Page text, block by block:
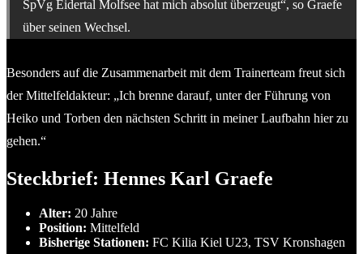
SpVg Eidertal Molfsee hat mich absolut überzeugt“, so Graefe
über seinen Wechsel.
Besonders auf die Zusammenarbeit mit dem Trainerteam freut sich
der Mittelfeldakteur: „Ich brenne darauf, unter der Führung von
Heiko und Torben den nächsten Schritt in meiner Laufbahn hier zu
gehen.“
Steckbrief: Hennes Karl Graefe
Alter: 20 Jahre
Position: Mittelfeld
Bisherige Stationen: FC Kilia Kiel U23, TSV Kronshagen